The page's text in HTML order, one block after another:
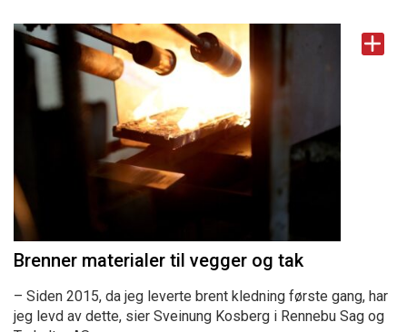
Brenner materialer til vegger og tak
– Siden 2015, da jeg leverte brent kledning første gang, har
jeg levd av dette, sier Sveinung Kosberg i Rennebu Sag og